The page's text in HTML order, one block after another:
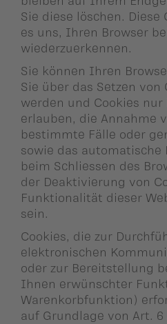
Sie diese löschen. Diese
es uns, Ihren Browser
wiederzuerkennen.
Sie können Ihren
Sie über das Setzen
werden und Cookies nur
erlauben, die Annahme
bestimmte Fälle oder
sowie das automatische
beim Schliessen des
der Deaktivierung von
Funktionalität dieser
sein.
Cookies, die zur
elektronischen
oder zur Bereitstellung
Ihnen erwünschter
Warenkorbfunktion)
auf Grundlage von Art. 6